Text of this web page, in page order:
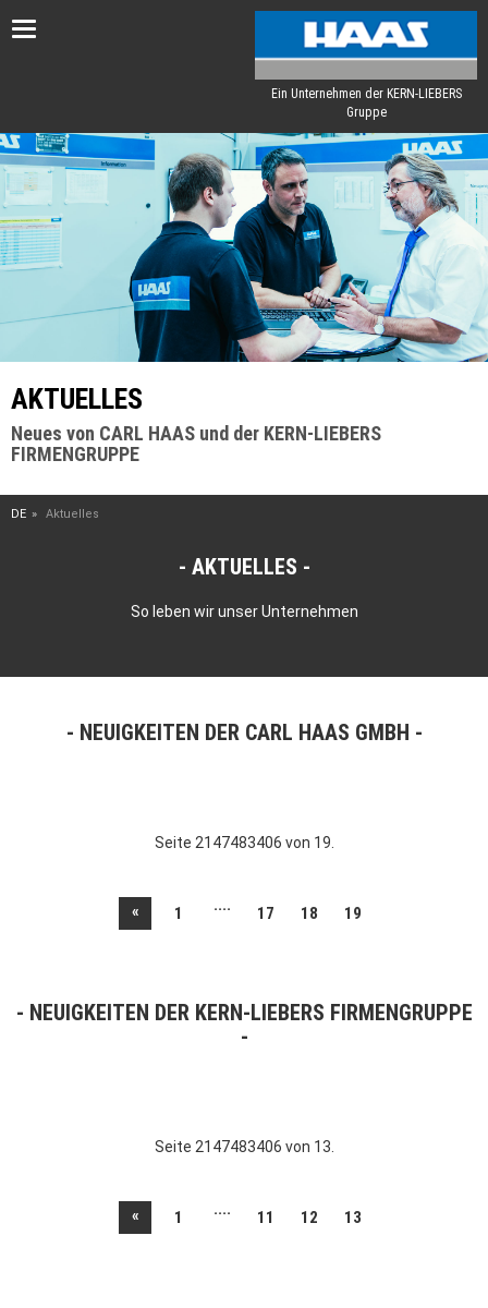
Toggle
Ein Unternehmen der KERN-LIEBERS
Gruppe
AKTUELLES
Neues von CARL HAAS und der KERN-LIEBERS
FIRMENGRUPPE
DE Aktuelles
AKTUELLES
So leben wir unser Unternehmen
NEUIGKEITEN DER CARL HAAS GMBH
Seite 2147483406 von 19.
« 1 .... 17 18 19
NEUIGKEITEN DER KERN-LIEBERS FIRMENGRUPPE
Seite 2147483406 von 13.
« 1 .... 11 12 13